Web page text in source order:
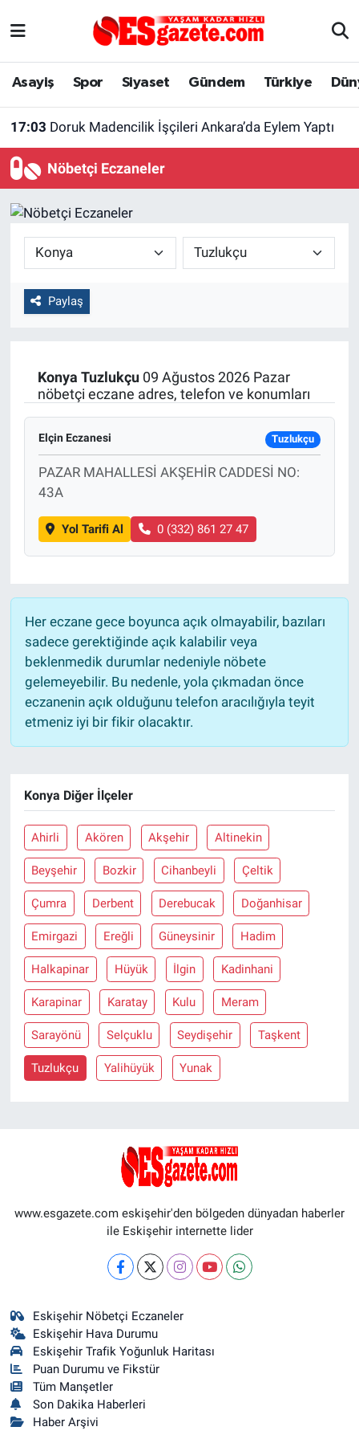
Asayiş Spor Siyaset Gündem Türkiye
17:03 Doruk Madencilik İşçileri Ankara’da Eylem Yaptı
Nöbetçi Eczaneler
Paylaş
Konya Tuzlukçu09 Ağustos 2026 Pazar
nöbetçi eczane adres, telefon ve konumları
Elçin Eczanesi Tuzlukçu
PAZAR MAHALLESİ AKŞEHİR CADDESİ NO:
43A
Yol Tarifi Al 0 (332) 861 27 47
Her eczane gece boyunca açık olmayabilir, bazıları
sadece gerektiğinde açık kalabilir veya
beklenmedik durumlar nedeniyle nöbete
gelemeyebilir. Bu nedenle, yola çıkmadan önce
eczanenin açık olduğunu telefon aracılığıyla teyit
etmeniz iyi bir fikir olacaktır.
Konya Diğer İlçeler
Ahirli Akören Akşehir Altinekin
Beyşehir Bozkir Cihanbeyli Çeltik
Çumra Derbent Derebucak Doğanhisar
Emirgazi Ereğli Güneysinir Hadim
Halkapinar Hüyük İlgin Kadinhani
Karapinar Karatay Kulu Meram
Sarayönü Selçuklu Seydişehir Taşkent
Tuzlukçu Yalihüyük Yunak
www.esgazete.com eskişehir'den bölgeden dünyadan haberler
ile Eskişehir internette lider
Eskişehir Nöbetçi Eczaneler
Eskişehir Hava Durumu
Eskişehir Trafik Yoğunluk Haritası
Puan Durumu ve Fikstür
Tüm Manşetler
Son Dakika Haberleri
Haber Arşivi
Asayiş
Türkiye
Dünya
Sağlık
Yaşam
Eskişehir Arşivi
Röportaj
Ekonomi
Politika
Bilecik
Kütahya
Genel
Çevre
Yerel
Magazin
Bilim ve Teknoloji
Eskişehir Nöbetçi Eczaneler
Tüm Manşetler
Son Dakika Haberleri
Haber Arşivi